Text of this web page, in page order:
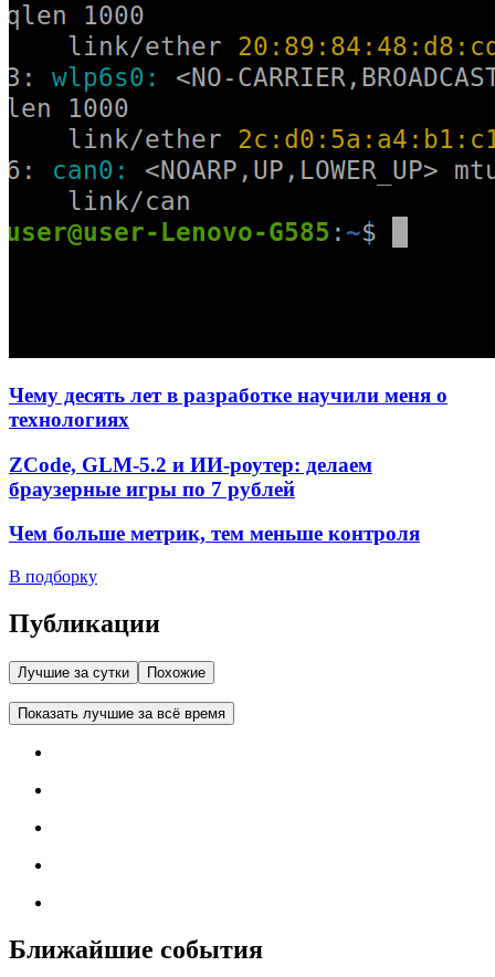
Чему десять лет в разработке научили меня о
технологиях
ZCode, GLM-5.2 и ИИ-роутер: делаем
браузерные игры по 7 рублей
Чем больше метрик, тем меньше контроля
В подборку
Публикации
Лучшие за сутки Похожие
Показать лучшие за всё время
Ближайшие события